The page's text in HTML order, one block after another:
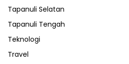
Tapanuli Selatan
Tapanuli Tengah
Teknologi
Travel